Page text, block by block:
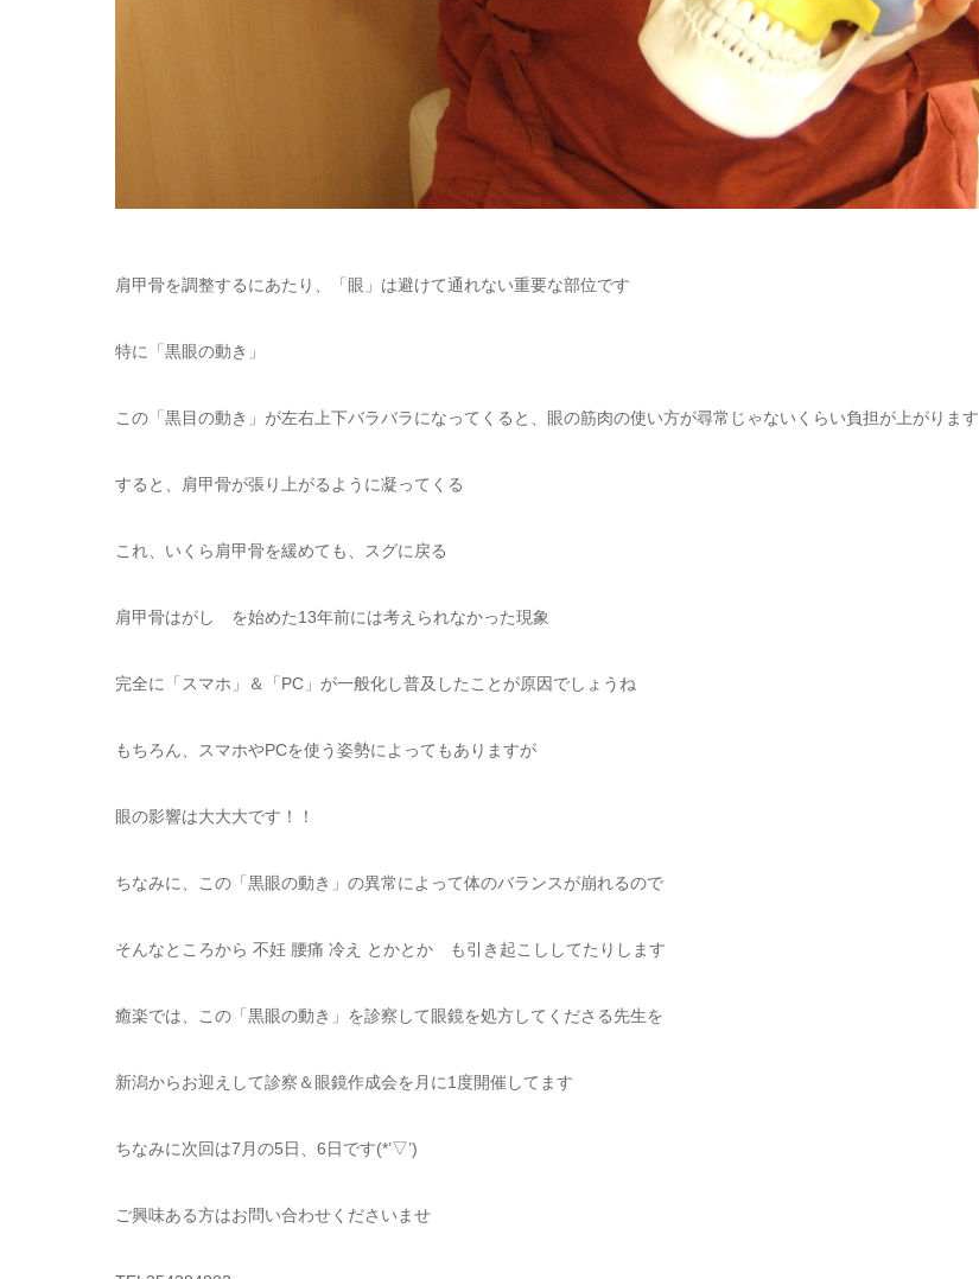
肩甲骨を調整するにあたり、「眼」は避けて通れない重要な部位です
特に「黒眼の動き」
この「黒目の動き」が左右上下バラバラになってくると、眼の筋肉の使い方が尋常じゃないくらい負担が上がります
すると、肩甲骨が張り上がるように凝ってくる
これ、いくら肩甲骨を緩めても、スグに戻る
肩甲骨はがし を始めた13年前には考えられなかった現象
完全に「スマホ」＆「PC」が一般化し普及したことが原因でしょうね
もちろん、スマホやPCを使う姿勢によってもありますが
眼の影響は大大大です！！
ちなみに、この「黒眼の動き」の異常によって体のバランスが崩れるので
そんなところから 不妊 腰痛 冷え とかとか も引き起こししてたりします
癒楽では、この「黒眼の動き」を診察して眼鏡を処方してくださる先生を
新潟からお迎えして診察＆眼鏡作成会を月に1度開催してます
ちなみに次回は7月の5日、6日です(*’▽’)
ご興味ある方はお問い合わせくださいませ